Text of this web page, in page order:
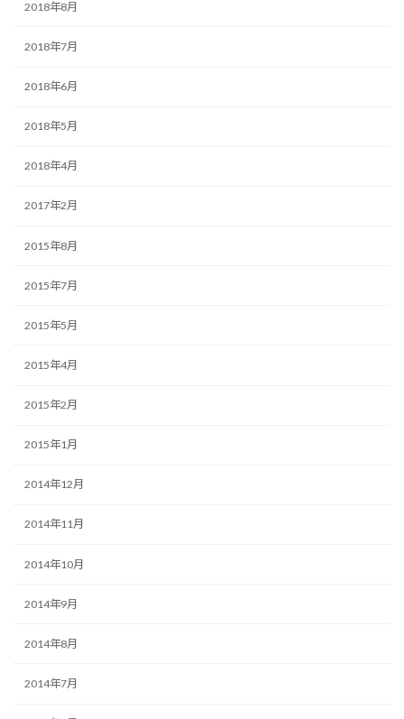
2018年8月
2018年7月
2018年6月
2018年5月
2018年4月
2017年2月
2015年8月
2015年7月
2015年5月
2015年4月
2015年2月
2015年1月
2014年12月
2014年11月
2014年10月
2014年9月
2014年8月
2014年7月